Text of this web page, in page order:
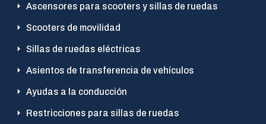
Ascensores para scooters y sillas de ruedas
Scooters de movilidad
Sillas de ruedas eléctricas
Asientos de transferencia de vehículos
Ayudas a la conducción
Restricciones para sillas de ruedas